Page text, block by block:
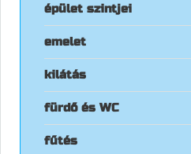
épület szintjei
emelet
kilátás
fürdő és WC
fűtés